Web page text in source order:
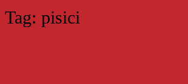
Tag: pisici